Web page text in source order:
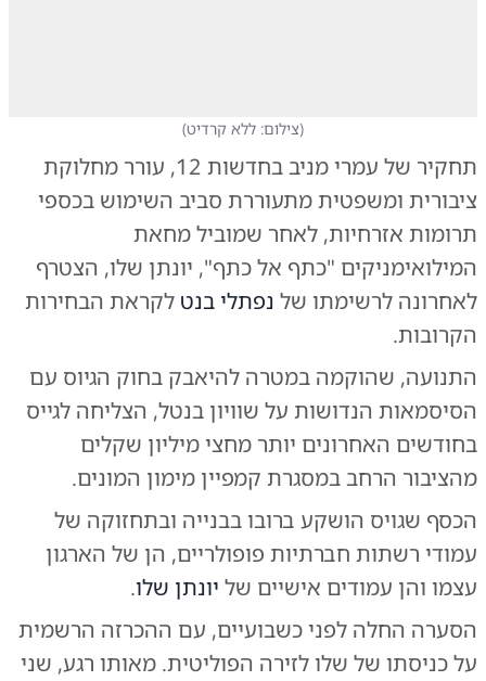
(צילום: ללא קרדיט)
תחקיר של עמרי מניב בחדשות 12, עורר מחלוקת
ציבורית ומשפטית מתעוררת סביב השימוש בכספי
תרומות אזרחיות, לאחר שמוביל מחאת
המילואימניקים "כתף אל כתף", יונתן שלו, הצטרף
לאחרונה לרשימתו של נפתלי בנט לקראת הבחירות
הקרובות.
התנועה, שהוקמה במטרה להיאבק בחוק הגיוס עם
הסיסמאות הנדושות על שוויון בנטל, הצליחה לגייס
בחודשים האחרונים יותר מחצי מיליון שקלים
מהציבור הרחב במסגרת קמפיין מימון המונים.
הכסף שגויס הושקע ברובו בבנייה ובתחזוקה של
עמודי רשתות חברתיות פופולריים, הן של הארגון
עצמו והן עמודים אישיים של יונתן שלו.
הסערה החלה לפני כשבועיים, עם ההכרזה הרשמית
על כניסתו של שלו לזירה הפוליטית. מאותו רגע, שני